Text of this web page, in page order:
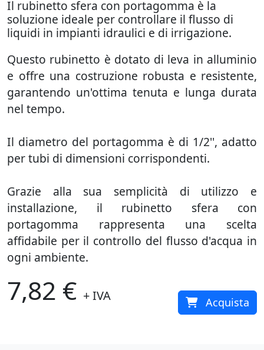
Il rubinetto sfera con portagomma è la
soluzione ideale per controllare il flusso di
liquidi in impianti idraulici e di irrigazione.
Questo rubinetto è dotato di leva in alluminio
e offre una costruzione robusta e resistente,
garantendo un'ottima tenuta e lunga durata
nel tempo.
Il diametro del portagomma è di 1/2'', adatto
per tubi di dimensioni corrispondenti.
Grazie alla sua semplicità di utilizzo e
installazione, il rubinetto sfera con
portagomma rappresenta una scelta
affidabile per il controllo del flusso d'acqua in
ogni ambiente.
7,82 € + IVA Acquista